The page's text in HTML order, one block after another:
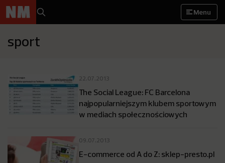
Menu
sport
22.07.2013
The Social League: FC Barcelona
najpopularniejszym klubem sportowym
w mediach społecznościowych
09.07.2013
E-commerce od A do Z: sklep-presto.pl